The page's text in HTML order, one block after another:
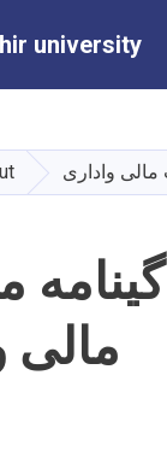
main
content
university
مالی واداری
مالی